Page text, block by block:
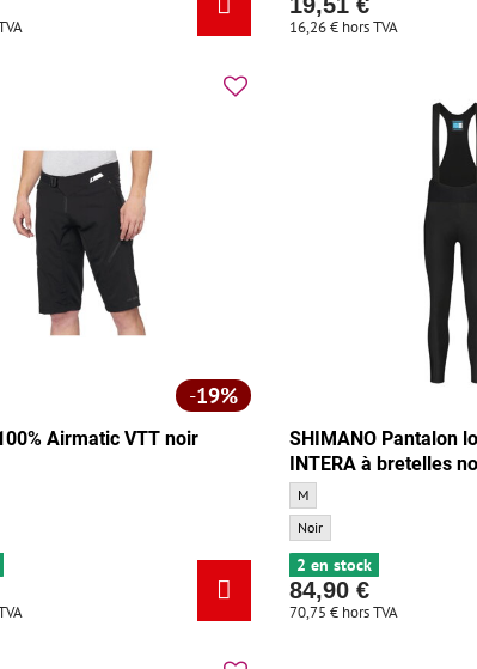
16,26 € hors TVA
19%
Airmatic VTT noir
Airmatic VTT noir - Taille:
100% Airmatic VTT noir - Taille:
SHIMANO Pantalon
INTERA à bretelles
SHIMANO Pantalon long
M
SHIMANO Pantalon long
Noir
2 en stock
84,90 €
70,75 € hors TVA